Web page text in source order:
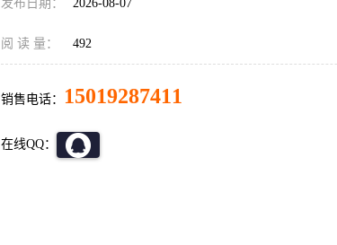
发布日期： 2026-08-07
阅 读 量： 492
销售电话： 15019287411
在线QQ：